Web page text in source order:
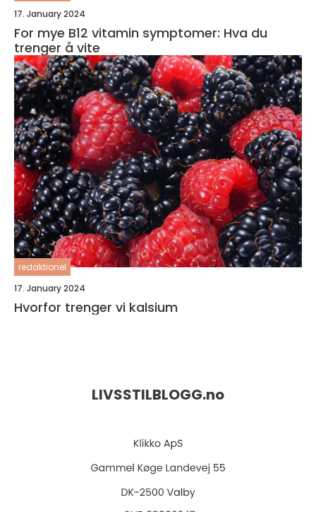
17. January 2024
For mye B12 vitamin symptomer: Hva du
trenger å vite
redaktionel
17. January 2024
Hvorfor trenger vi kalsium
LIVSSTILBLOGG.no